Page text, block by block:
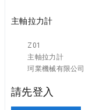
主軸拉力計
Z01
主軸拉力計
珂業機械有限公司
請先登入